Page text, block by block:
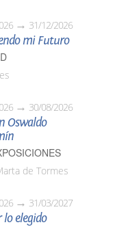
31/12/2026
mi Futuro
30/08/2026
Oswaldo
de Tormes
31/03/2027
elegido